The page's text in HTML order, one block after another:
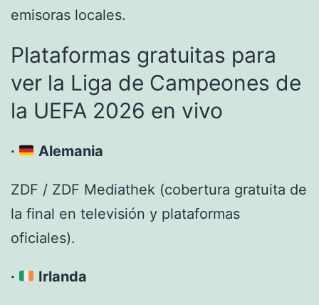
emisoras locales.
Plataformas gratuitas para
ver la Liga de Campeones de
la UEFA 2026 en vivo
· Alemania
ZDF / ZDF Mediathek (cobertura gratuita de
la final en televisión y plataformas
oficiales).
· Irlanda